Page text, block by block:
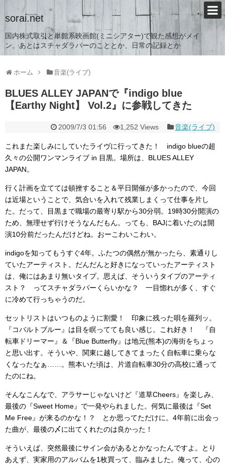
sorai.net
国内株式取引と単館系映画館(ミニシアター)で観た感想がメイ
ン。あとはスチャダラパーのこととか、日常の記録とか
ホーム 音楽(ライブ)
BLUES ALLEY JAPANで『indigo blue
【Earthy Night】 Vol.2』に参戦してきた
2009/7/3 01:56 1,252 Views 音楽(ライブ)
これまた楽しみにしていたライヴに行ってきた！ indigo blueの超
久々の公開ワンマンライブ in 目黒。場所は、BLUES ALLEY
JAPAN。
行く計画を立てては頓挫すること＆平日開催が多かったので、今回
は近場ということで、気合いを入れて残業しまくって仕事を片し
た。だって、目黒まで職場の最寄り駅から30分弱。19時30分開演の
ため、無理せず行けそうなんだもん。っても、BAJに着いたのは開
演10分前だったんだけどね。おーこわいこわい。
indigoを知ってもうすぐ4年。ふたつの偶然が無かったら、素通りし
ていたアーティスト。だんだんと好きになっていったアーティスト
は、俺にはあまり無いタイプ。思えば、そういうタイプのアーティ
スト？ ってスチャダラパーくらいかな？ 一目惚れが多く、すぐ
に冷めて行っちゃうのだ。
セットリストはいつものように割愛！ 印象に残った唄を羅列ッ。
『コバルトブルー』は目を瞑ってても良い感じ。これ好き！ 『自
転車ドリーマー』＆『Blue Butterfly』は地元(熊本)の海街をちょっ
と思い出す。そういや、関東に越してきてまったく自転車に乗らな
くなったなぁ……。熊本いた頃は、片道自転車30分の高校に通って
たのにね。
そんなこんなで、アラサーじゃないけど『道草Cheers』を楽しみ、
最後の『Sweet Home』で一発やられました。何気に最後は『Set
Me Free』が来るのかな！？ とか思ってただけに。4年前に出会っ
た曲が、最後の〆に出てくれたのは良かった！
そういえば、突然最後にサイン会があるとかなったんですよ。とり
あえず、実家用のアルバムを1枚買って、臨みました。俺って、心の